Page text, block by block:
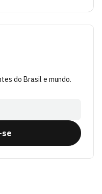
do Brasil e mundo.